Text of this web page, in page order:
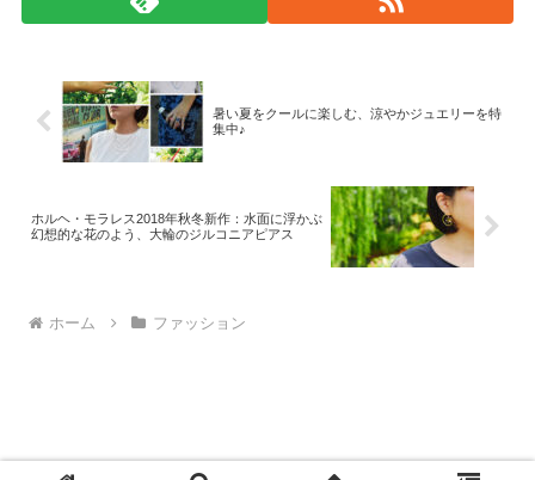
暑い夏をクールに楽しむ、涼やかジュエリーを特
集中♪
ホルヘ・モラレス2018年秋冬新作：水面に浮かぶ
幻想的な花のよう、大輪のジルコニアピアス
ホーム ファッション